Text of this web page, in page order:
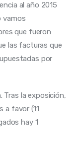
al año 2015
vamos
que fueron
las facturas que
por
Tras la exposición,
a favor (11
hay 1